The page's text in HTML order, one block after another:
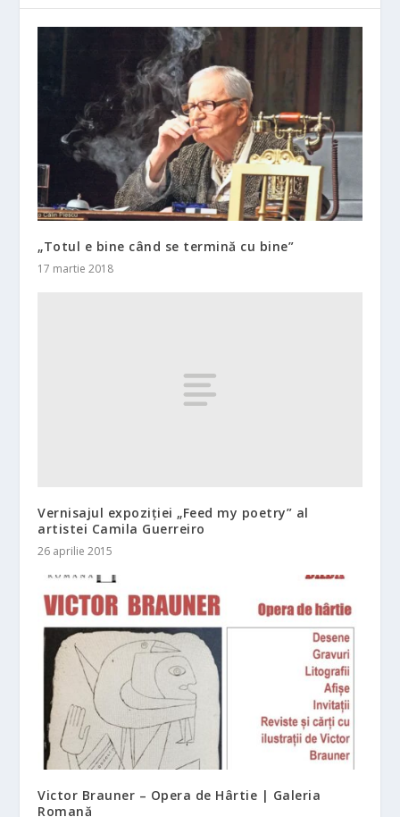
„Totul e bine când se termină cu bine”
17 martie 2018
Vernisajul expoziției „Feed my poetry” al
artistei Camila Guerreiro
26 aprilie 2015
Victor Brauner – Opera de Hârtie | Galeria
Romană